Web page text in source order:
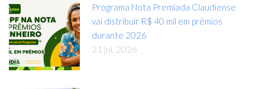
Programa Nota Premiada Claudiense
vai distribuir R$ 40 mil em prêmios
durante 2026
21 jul, 2026